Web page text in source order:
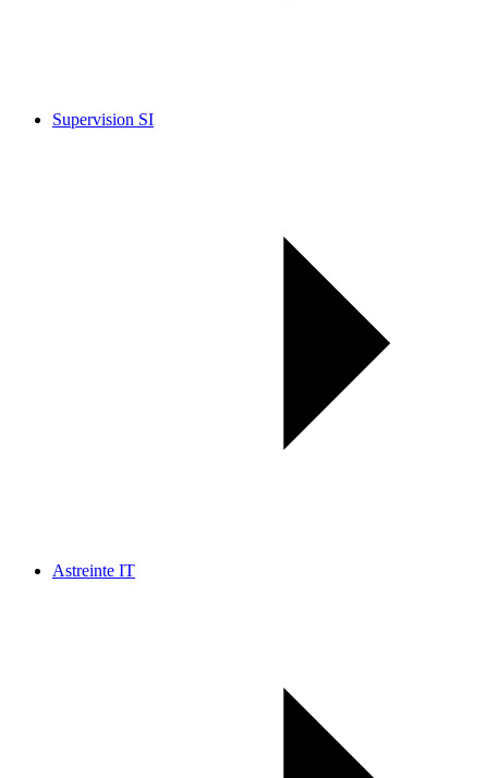
Supervision SI
Astreinte IT